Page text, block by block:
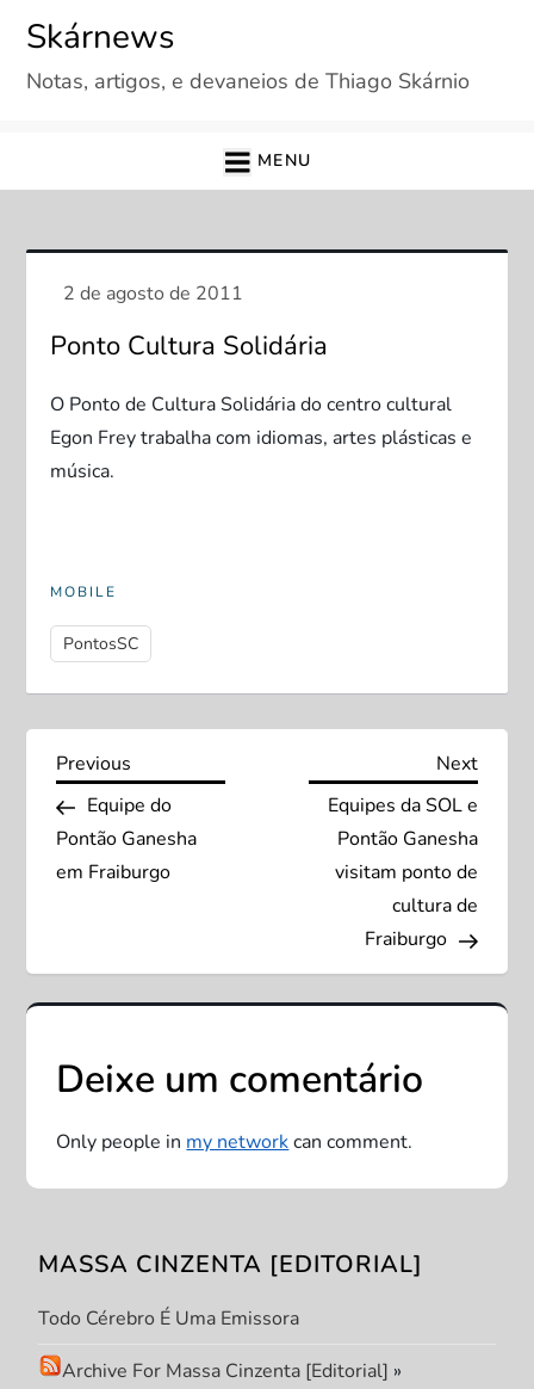
content
Skárnews
Notas, artigos, e devaneios de Thiago Skárnio
MENU
Ponto Cultura Solidária
O Ponto de Cultura Solidária do centro cultural
Egon Frey trabalha com idiomas, artes plásticas e
música.
MOBILE
PontosSC
N
a
v
g
a
ç
ã
d
e
Previous
Post
Previous
Equipe do
Pontão Ganesha
em Fraiburgo
Next
Next
Equipes da SOL e
Pontão Ganesha
visitam ponto de
cultura de
Fraiburgo
Deixe um comentário
Only people inmy networkcan comment.
MASSA CINZENTA [EDITORIAL]
Todo Cérebro É Uma Emissora
Archive For Massa Cinzenta [Editorial] »